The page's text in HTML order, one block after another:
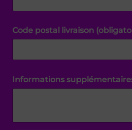
Code postal livraison
Informations